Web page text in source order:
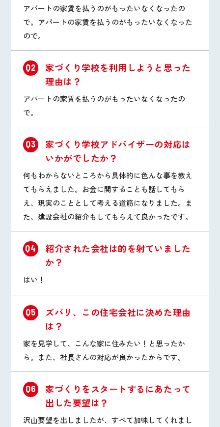
アパートの家賃を払うのがもったいなくなったの
で。アパートの家賃を払うのがもったいなくなった
ので。
Q2
家づくり学校を利用しようと思った
理由は？
アパートの家賃を払うのがもったいなくなったの
で。
Q3
家づくり学校アドバイザーの対応は
いかがでしたか？
何もわからないところから具体的に色んな事を教え
てもらえました。お金に関することも話してもら
え、現実のこととして考える道筋になりました。ま
た、建設会社の紹介もしてもらえて良かったです。
Q4
紹介された会社は的を射ていました
か？
はい！
Q5
ズバリ、この住宅会社に決めた理由
は？
家を見学して、こんな家に住みたい！と思ったか
ら。また、社長さんの対応が良かったからです。
Q6
家づくりをスタートするにあたって
出した要望は？
沢山要望を出しましたが、すべて加味してくれまし